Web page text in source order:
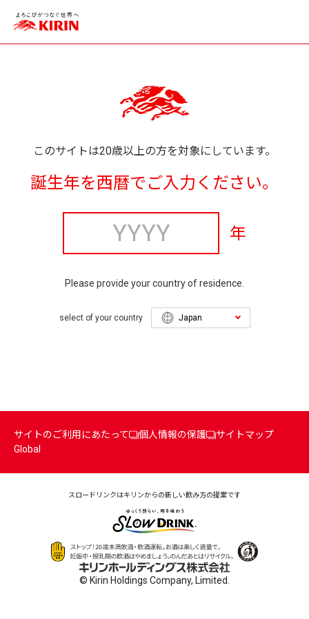
このサイトは20歳以上の方を対象にしています。
誕生年を西暦でご入力ください。
年
Please provide your country of residence.
select of your country
サイトのご利用にあたって 個人情報の保護
サイトマップ
Global
スロードリンクはキリンからの新しい飲み方の提案です
© Kirin Holdings Company, Limited.